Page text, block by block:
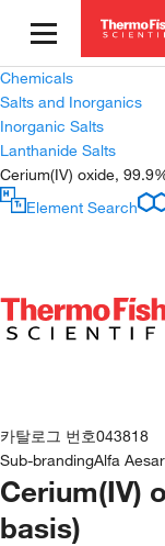
Chemicals
Salts and Inorganics
Inorganic Salts
Lanthanide Salts
Cerium(IV) oxide,
Element Search
카탈로그 번호043818
Sub-brandingAlfa
Cerium(IV)
basis)